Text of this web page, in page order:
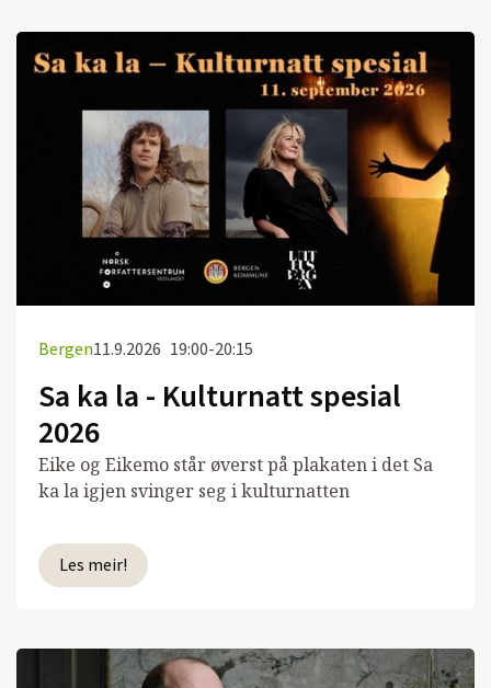
Bergen11.9.2026 19:00-20:15
Sa ka la - Kulturnatt spesial
2026
Eike og Eikemo står øverst på plakaten i det Sa
ka la igjen svinger seg i kulturnatten
Les meir!